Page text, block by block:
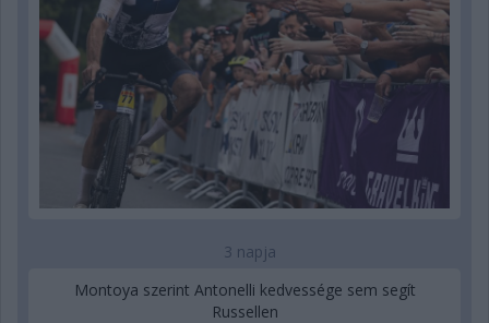
3 napja
Montoya szerint Antonelli kedvessége sem segít
Russellen